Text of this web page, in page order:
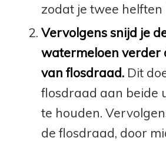
zodat je twee helften
Vervolgens snijd je
watermeloen verder
van flosdraad.Dit
flosdraad aan beide
te houden.
de flosdraad, door